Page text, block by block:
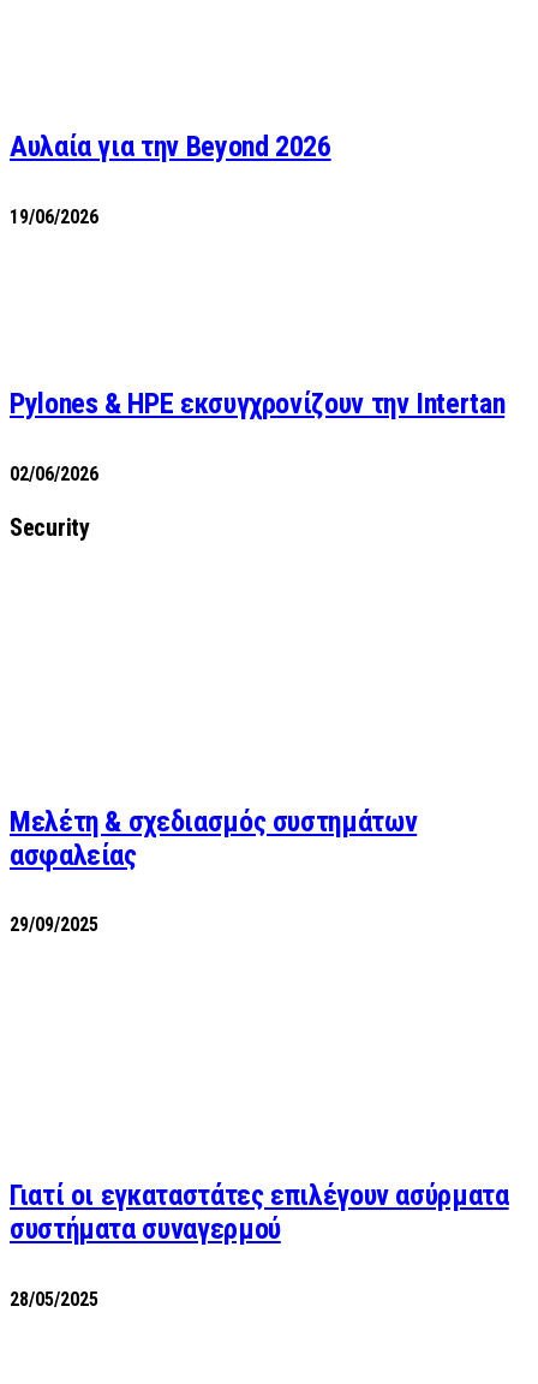
Αυλαία για την Beyond 2026
19/06/2026
Pylones & HPE εκσυγχρονίζουν την Intertan
02/06/2026
Security
Μελέτη & σχεδιασμός συστημάτων
ασφαλείας
29/09/2025
Γιατί οι εγκαταστάτες επιλέγουν ασύρματα
συστήματα συναγερμού
28/05/2025